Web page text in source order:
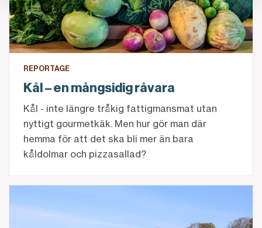
REPORTAGE
Kål – en mångsidig råvara
Kål - inte längre tråkig fattigmansmat utan
nyttigt gourmetkäk. Men hur gör man där
hemma för att det ska bli mer än bara
kåldolmar och pizzasallad?